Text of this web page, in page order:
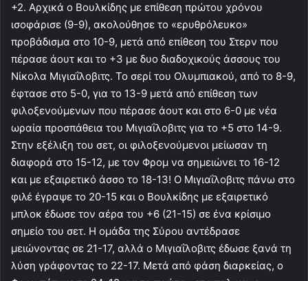
+2. Αρχικά ο Βουλκίδης με επίθεση πρώτου χρόνου
ισοφάρισε (9-9), ακολούθησε το «ερυθρόλευκο»
προβάδισμα στο 10-9, μετά από επίθεση του Στερν που
πέρασε άουτ και το +3 με δυο διαδοχικούς άσσους του
Νίκολα Μιγιαΐλοβιτς. Το σερί του Ολυμπιακού, από το 8-9,
έφτασε στο 5-0, για το 13-9 μετά από επίθεση των
φιλοξενούμενων που πέρασε άουτ και στο 6-0 με νέα
ωραία προσπάθεια του Μιγιαΐλοβιτς για το +5 στο 14-9.
Στην εξέλιξη του σετ, οι φιλοξενούμενοι μείωσαν τη
διαφορά στο 15-12, με τον Φρομ να σημειώνει το 16-12
και με εξαιρετικό άσσο το 18-13! Ο Μιγιαΐλοβιτς πάνω στο
φιλέ έγραψε το 20-15 και ο Βουλκίδης με εξαιρετικό
μπλοκ έδωσε τον αέρα του +6 (21-15) σε ένα κρίσιμο
σημείο του σετ. Η ομάδα της Σύρου αντέδρασε
μειώνοντας σε 21-17, αλλά ο Μιγιαΐλοβιτς έδωσε ξανά τη
λύση γράφοντας το 22-17. Μετά από φάση διαρκείας, ο